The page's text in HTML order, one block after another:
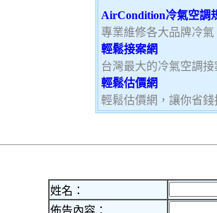
AirCondition冷氣空調
專業維修各大品牌冷
輕鬆接案網
台灣最大的冷氣空調
輕鬆估價網
輕鬆估價網，讓你省錢
姓名：
佈告內容：